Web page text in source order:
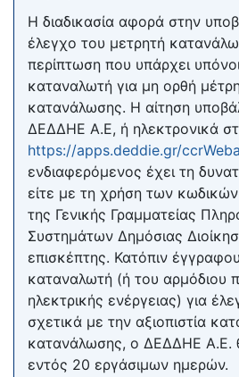
Η διαδικασία αφορά στην
έλεγχο του μετρητή
περίπτωση που υπάρχει
καταναλωτή για μη ορθή
κατανάλωσης. Η αίτηση
ΔΕΔΔΗΕ Α.Ε, ή ηλεκτρονικά
https://apps.deddie.gr/
ενδιαφερόμενος έχει τη
είτε με τη χρήση των κωδικών
της Γενικής Γραμματείας
Συστημάτων Δημόσιας
επισκέπτης. Κατόπιν
καταναλωτή (ή του αρµόδιου
ηλεκτρικής ενέργειας) για
σχετικά µε την αξιοπιστία
κατανάλωσης, ο ∆Ε∆∆ΗΕ Α.Ε.
εντός 20 εργάσιµων ηµερών.